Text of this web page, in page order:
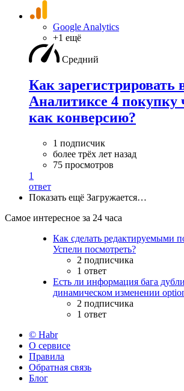
Google Analytics
+1 ещё
Средний
Как зарегистрировать
Аналитиксе 4 покупку
как конверсию?
1 подписчик
более трёх лет назад
75 просмотров
1
ответ
Показать ещё Загружается…
Самое интересное за 24 часа
Как сделать редактируемыми
Успели посмотреть?
2 подписчика
1 ответ
Есть ли информация бага
динамическом изменении
2 подписчика
1 ответ
© Habr
О сервисе
Правила
Обратная связь
Блог